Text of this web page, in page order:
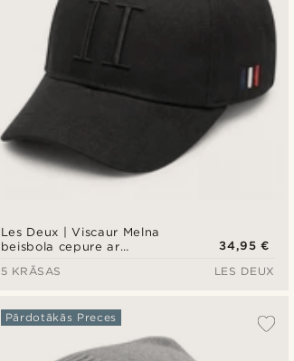
Les Deux | Viscaur Melna
beisbola cepure ar
34,95 €
5 KRĀSAS
LES DEUX
Pārdotākās Preces